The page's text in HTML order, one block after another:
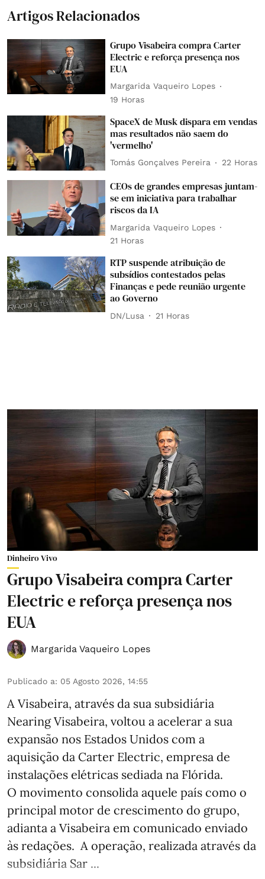
Artigos Relacionados
Grupo Visabeira compra Carter
Electric e reforça presença nos
EUA
Margarida Vaqueiro Lopes
19 Horas
SpaceX de Musk dispara em vendas
mas resultados não saem do
'vermelho'
Tomás Gonçalves Pereira 22 Horas
CEOs de grandes empresas juntam-
se em iniciativa para trabalhar
riscos da IA
Margarida Vaqueiro Lopes
21 Horas
RTP suspende atribuição de
subsídios contestados pelas
Finanças e pede reunião urgente
ao Governo
DN/Lusa 21 Horas
Dinheiro Vivo
Grupo Visabeira compra Carter
Electric e reforça presença nos
EUA
Margarida Vaqueiro Lopes
Publicado a: 05 Agosto 2026, 14:55
A Visabeira, através da sua subsidiária
Nearing Visabeira, voltou a acelerar a sua
expansão nos Estados Unidos com a
aquisição da Carter Electric, empresa de
instalações elétricas sediada na Flórida.
O movimento consolida aquele país como o
principal motor de crescimento do grupo,
adianta a Visabeira em comunicado enviado
às redações. A operação, realizada através da
subsidiária Sar ...